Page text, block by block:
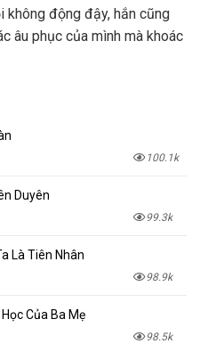
không động đậy, hắn cũng
âu phục của mình mà khoác
100.1k
Duyên
99.3k
Là Tiên Nhân
98.9k
Của Ba Mẹ
98.5k